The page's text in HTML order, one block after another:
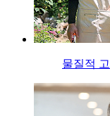
물질적